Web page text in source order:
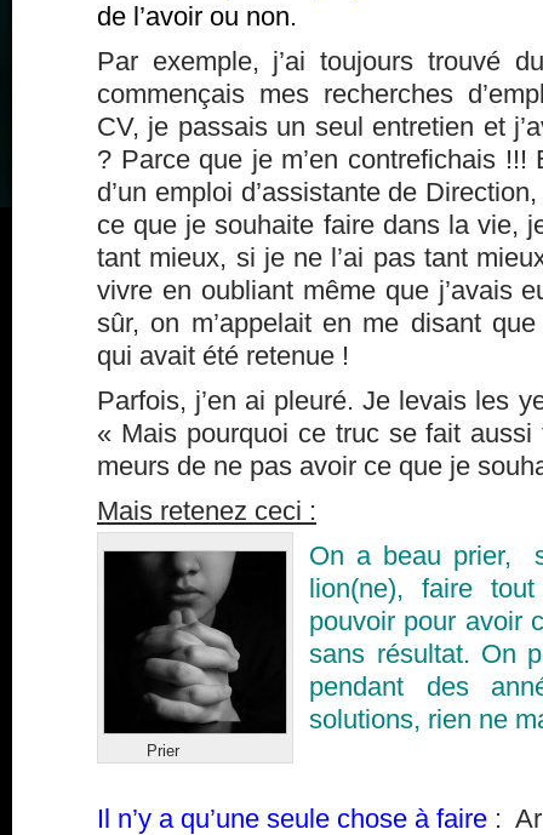
de l’avoir ou non.
Par exemple, j’ai toujours trouvé
commençais mes recherches
CV, je passais un seul entretien et
? Parce que je m’en contrefichais !!!
d’un emploi d’assistante de
ce que je souhaite faire dans la vie,
tant mieux, si je ne l’ai pas tant
vivre en oubliant même que j’avais
sûr, on m’appelait en me disant
qui avait été retenue !
Parfois, j’en ai pleuré. Je levais les
« Mais pourquoi ce truc se fait
meurs de ne pas avoir ce que je
Mais retenez ceci :
Prier
On a beau prier,
lion(ne), faire
pouvoir pour avoir
sans résultat. On
pendant des
solutions, rien ne
Il n’y a qu’une seule chose à faire :